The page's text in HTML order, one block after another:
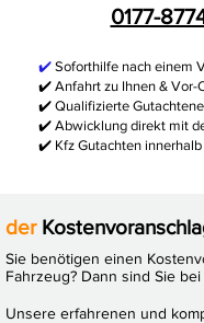
0177-
✔️ Soforthilfe nach einem
✔️ Anfahrt zu Ihnen & Vor-
✔️ Qualifizierte
✔️ Abwicklung direkt mit
✔️ Kfz Gutachten
der
Sie benötigen einen
Fahrzeug? Dann sind Sie
Unsere erfahrenen und